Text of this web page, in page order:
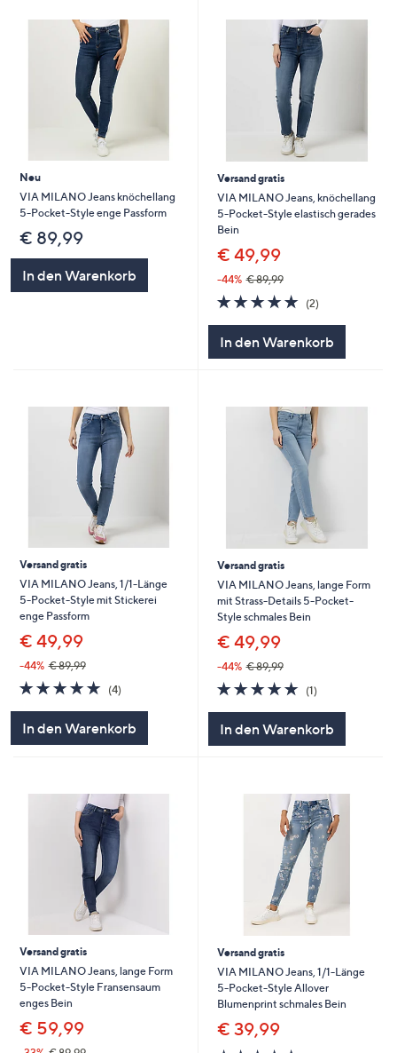
nach
Neu
VIA MILANO Jeans knöchellang
5-Pocket-Style enge Passform
€ 89,99
In den Warenkorb
Versand gratis
VIA MILANO Jeans, knöchellang
5-Pocket-Style elastisch gerades
Bein
€ 49,99
-44% € 89,99
5.0
von
(2)2
In den Warenkorb
Versand gratis
VIA MILANO Jeans, 1/1-Länge
5-Pocket-Style mit Stickerei
enge Passform
€ 49,99
-44% € 89,99
5.0
von
(4)4
In den Warenkorb
Versand gratis
VIA MILANO Jeans, lange Form
mit Strass-Details 5-Pocket-
Style schmales Bein
€ 49,99
-44% € 89,99
5.0
von
(1)1
In den Warenkorb
Versand gratis
VIA MILANO Jeans, lange Form
5-Pocket-Style Fransensaum
enges Bein
€ 59,99
Versand gratis
VIA MILANO Jeans, 1/1-Länge
5-Pocket-Style Allover
Blumenprint schmales Bein
€ 39,99